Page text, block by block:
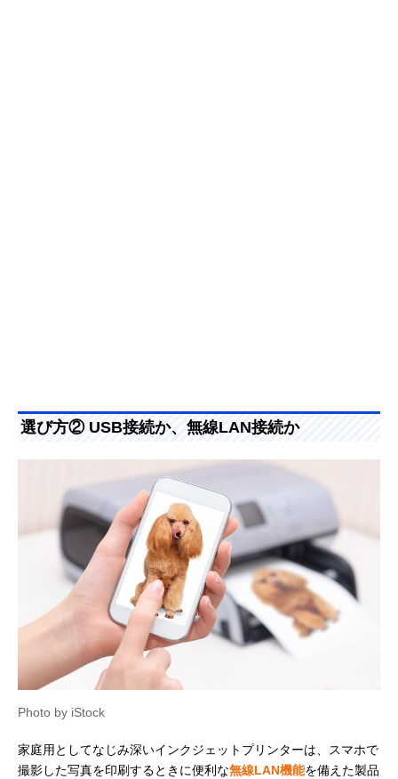
選び方② USB接続か、無線LAN接続か
Photo by iStock
家庭用としてなじみ深いインクジェットプリンターは、スマホで
撮影した写真を印刷するときに便利な無線LAN機能を備えた製品